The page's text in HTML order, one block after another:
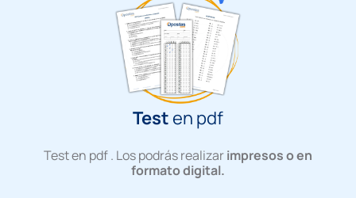
Test en pdf
Test en pdf. Los podrás realizarimpresos o en
formato digital.